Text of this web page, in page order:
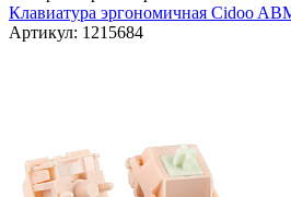
Клавиатура эргономичная Cidoo
Артикул: 1215684